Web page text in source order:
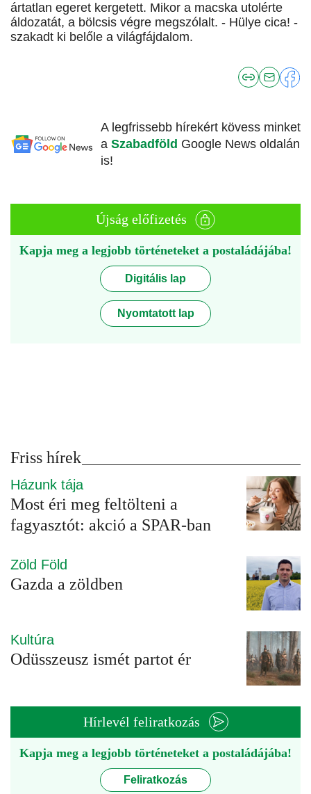
ártatlan egeret kergetett. Mikor a macska utolérte
áldozatát, a bölcsis végre megszólalt. - Hülye cica! -
szakadt ki belőle a világfájdalom.
A legfrissebb hírekért kövess minket
a Szabadföld Google News oldalán
is!
Újság előfizetés
Kapja meg a legjobb történeteket a postaládájába!
Digitális lap
Nyomtatott lap
Friss hírek
Házunk tája
Most éri meg feltölteni a
fagyasztót: akció a SPAR-ban
Zöld Föld
Gazda a zöldben
Kultúra
Odüsszeusz ismét partot ér
Hírlevél feliratkozás
Kapja meg a legjobb történeteket a postaládájába!
Feliratkozás